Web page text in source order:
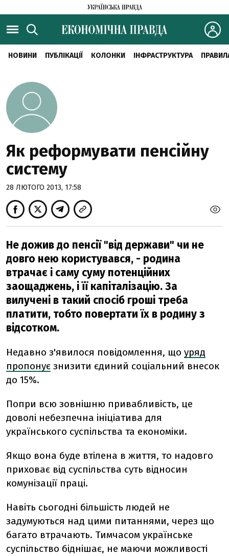
НОВИНИ ПУБЛІКАЦІЇ КОЛОНКИ ІНФРАСТРУКТУРА
Як реформувати пенсійну
систему
28 ЛЮТОГО 2013, 17:58
Не дожив до пенсії "від держави" чи не
довго нею користувався, - родина
втрачає і саму суму потенційних
заощаджень, і її капіталізацію. За
вилучені в такий спосіб гроші треба
платити, тобто повертати їх в родину з
відсотком.
Недавно з'явилося повідомлення, що уряд
пропонує знизити єдиний соціальний внесок
до 15%.
Попри всю зовнішню привабливість, це
доволі небезпечна ініціатива для
українського суспільства та економіки.
Якщо вона буде втілена в життя, то надовго
приховає від суспільства суть відносин
комунізації праці.
Навіть сьогодні більшість людей не
задумуються над цими питаннями, через що
багато втрачають. Тимчасом українське
суспільство біднішає, не маючи можливості